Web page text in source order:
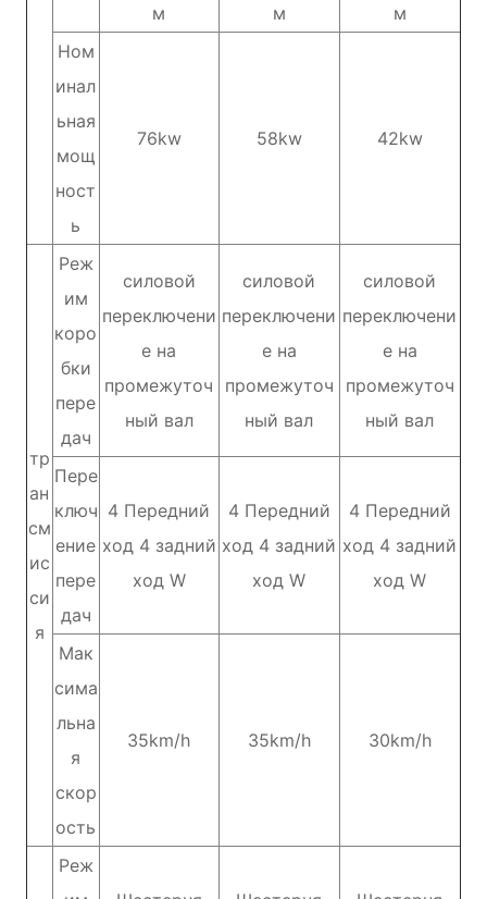
м
м
м
Ном
инал
ьная
мощ
ност
ь
76kw 58kw 42kw
тр
ан
см
ис
си
я
Реж
им
коро
бки
пере
дач
силовой
переключени
е на
промежуточ
ный вал
силовой
переключени
е на
промежуточ
ный вал
силовой
переключени
е на
промежуточ
ный вал
Пере
ключ
ение
пере
дач
4 Передний
ход 4 задний
ход W
4 Передний
ход 4 задний
ход W
4 Передний
ход 4 задний
ход W
Мак
сима
льна
я
скор
ость
35km/h 35km/h 30km/h
Реж